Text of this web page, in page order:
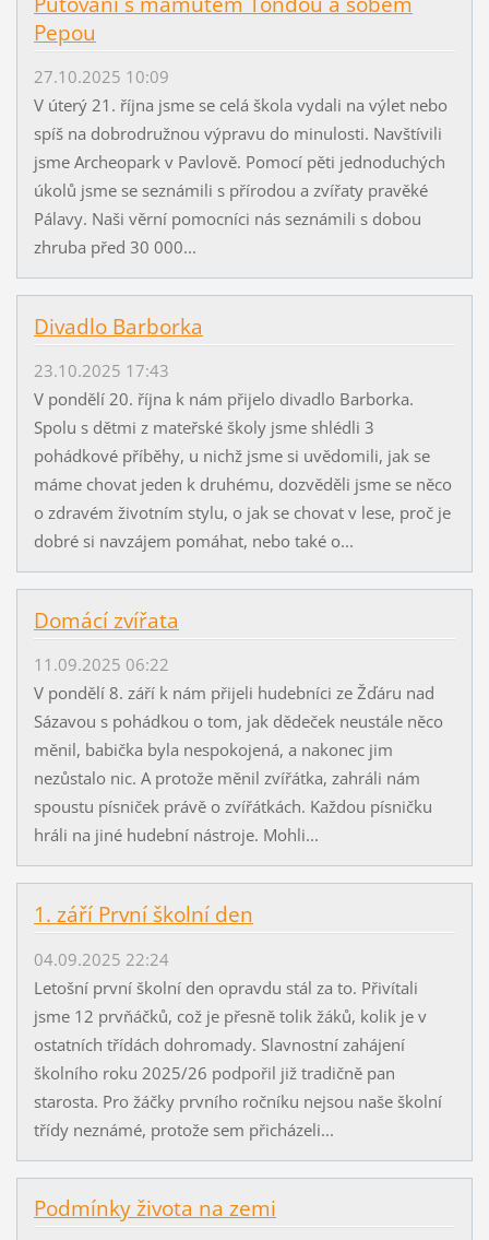
Pepou
27.10.2025 10:09
V úterý 21. října jsme se celá škola vydali na výlet nebo
spíš na dobrodružnou výpravu do minulosti. Navštívili
jsme Archeopark v Pavlově. Pomocí pěti jednoduchých
úkolů jsme se seznámili s přírodou a zvířaty pravěké
Pálavy. Naši věrní pomocníci nás seznámili s dobou
zhruba před 30 000...
Divadlo Barborka
23.10.2025 17:43
V pondělí 20. října k nám přijelo divadlo Barborka.
Spolu s dětmi z mateřské školy jsme shlédli 3
pohádkové příběhy, u nichž jsme si uvědomili, jak se
máme chovat jeden k druhému, dozvěděli jsme se něco
o zdravém životním stylu, o jak se chovat v lese, proč je
dobré si navzájem pomáhat, nebo také o...
Domácí zvířata
11.09.2025 06:22
V pondělí 8. září k nám přijeli hudebníci ze Žďáru nad
Sázavou s pohádkou o tom, jak dědeček neustále něco
měnil, babička byla nespokojená, a nakonec jim
nezůstalo nic. A protože měnil zvířátka, zahráli nám
spoustu písniček právě o zvířátkách. Každou písničku
hráli na jiné hudební nástroje. Mohli...
1. září První školní den
04.09.2025 22:24
Letošní první školní den opravdu stál za to. Přivítali
jsme 12 prvňáčků, což je přesně tolik žáků, kolik je v
ostatních třídách dohromady. Slavnostní zahájení
školního roku 2025/26 podpořil již tradičně pan
starosta. Pro žáčky prvního ročníku nejsou naše školní
třídy neznámé, protože sem přicházeli...
Podmínky života na zemi